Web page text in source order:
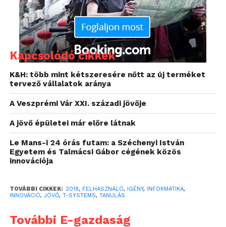
miután Vandával, a T-Systems virtuális
asszisztensével beszélgetett. Ő és a társai a
csomagok belső nyomkövetését is megfigyelhették
a T-Systems Jövőtér Ipar4.0 standjánál, és láthattak
biztonságos munkahelyi környezetet támogató
okosóra-applikációt is: az EHS (Environmental,
Health and Safety) a csökkent hallásképességű
dolgozókat értesíti a veszélyről, például a tűzriadóról
a csuklójukon viselt okosóra rezgéseivel.
Ezen kívül is rengeteg látnivaló akadt az eseményen
felállított Jövőtér interaktív kiállításon, amelyen a T-
Systems Magyarország komoly arzenált vonultatott
fel digitális megoldásokból. Csupa olyat, amelyek
nem feltétlenül találkozni vele az iskolákban. Az
okosvárosi „kellékekkel” ismerkedhetett, mint a
Kapcsolódó cikkek
K&H: több mint kétszeresére nőtt az új terméket
tervező vállalatok aránya
A Veszprémi Vár XXI. századi jövője
A jövő épületei már előre látnak
Le Mans-i 24 órás futam: a Széchenyi István
Egyetem és Talmácsi Gábor cégének közös
innovációja
TOVÁBBI CIKKEK: 2018, FELHASZNÁLÓ, IGÉNY, INFORMATIKA,
INNOVÁCIÓ, JÖVŐ, T-SYSTEMS, TANULÁS
További E-gazdaság